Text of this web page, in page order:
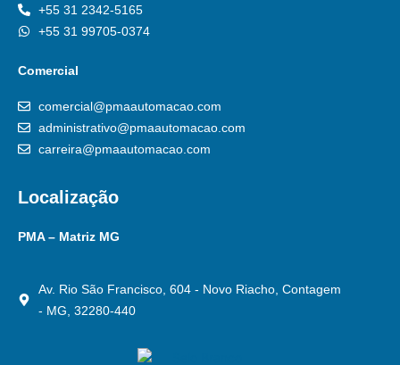
+55 31 2342-5165
+55 31 99705-0374
Comercial
comercial@pmaautomacao.com
administrativo@pmaautomacao.com
carreira@pmaautomacao.com
Localização
PMA – Matriz MG
Av. Rio São Francisco, 604 - Novo Riacho, Contagem
- MG, 32280-440